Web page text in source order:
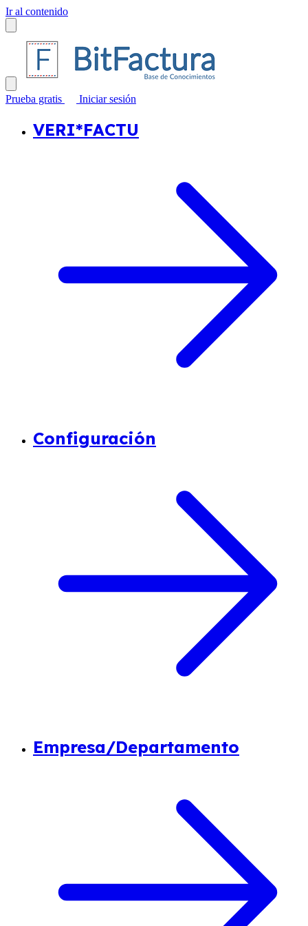
Ir al contenido
Prueba gratis Iniciar sesión
VERI*FACTU
Configuración
Empresa/Departamento